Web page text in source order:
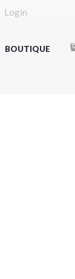
Login
BOUTIQUE